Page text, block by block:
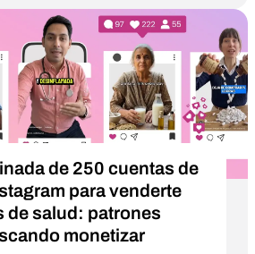
de 250 cuentas de
para venderte
de salud: patrones
monetizar